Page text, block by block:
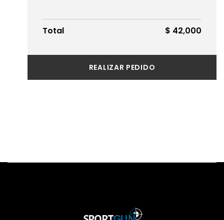
Total $ 42,000
REALIZAR PEDIDO